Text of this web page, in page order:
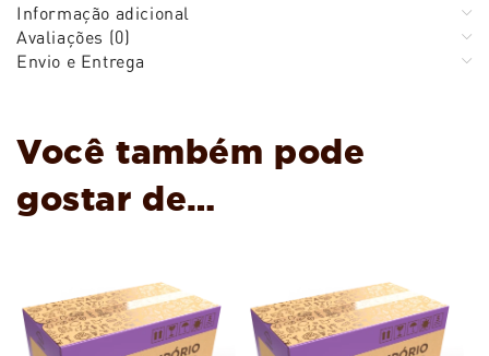
Informação adicional
Avaliações (0)
Envio e Entrega
Você também pode
gostar de…